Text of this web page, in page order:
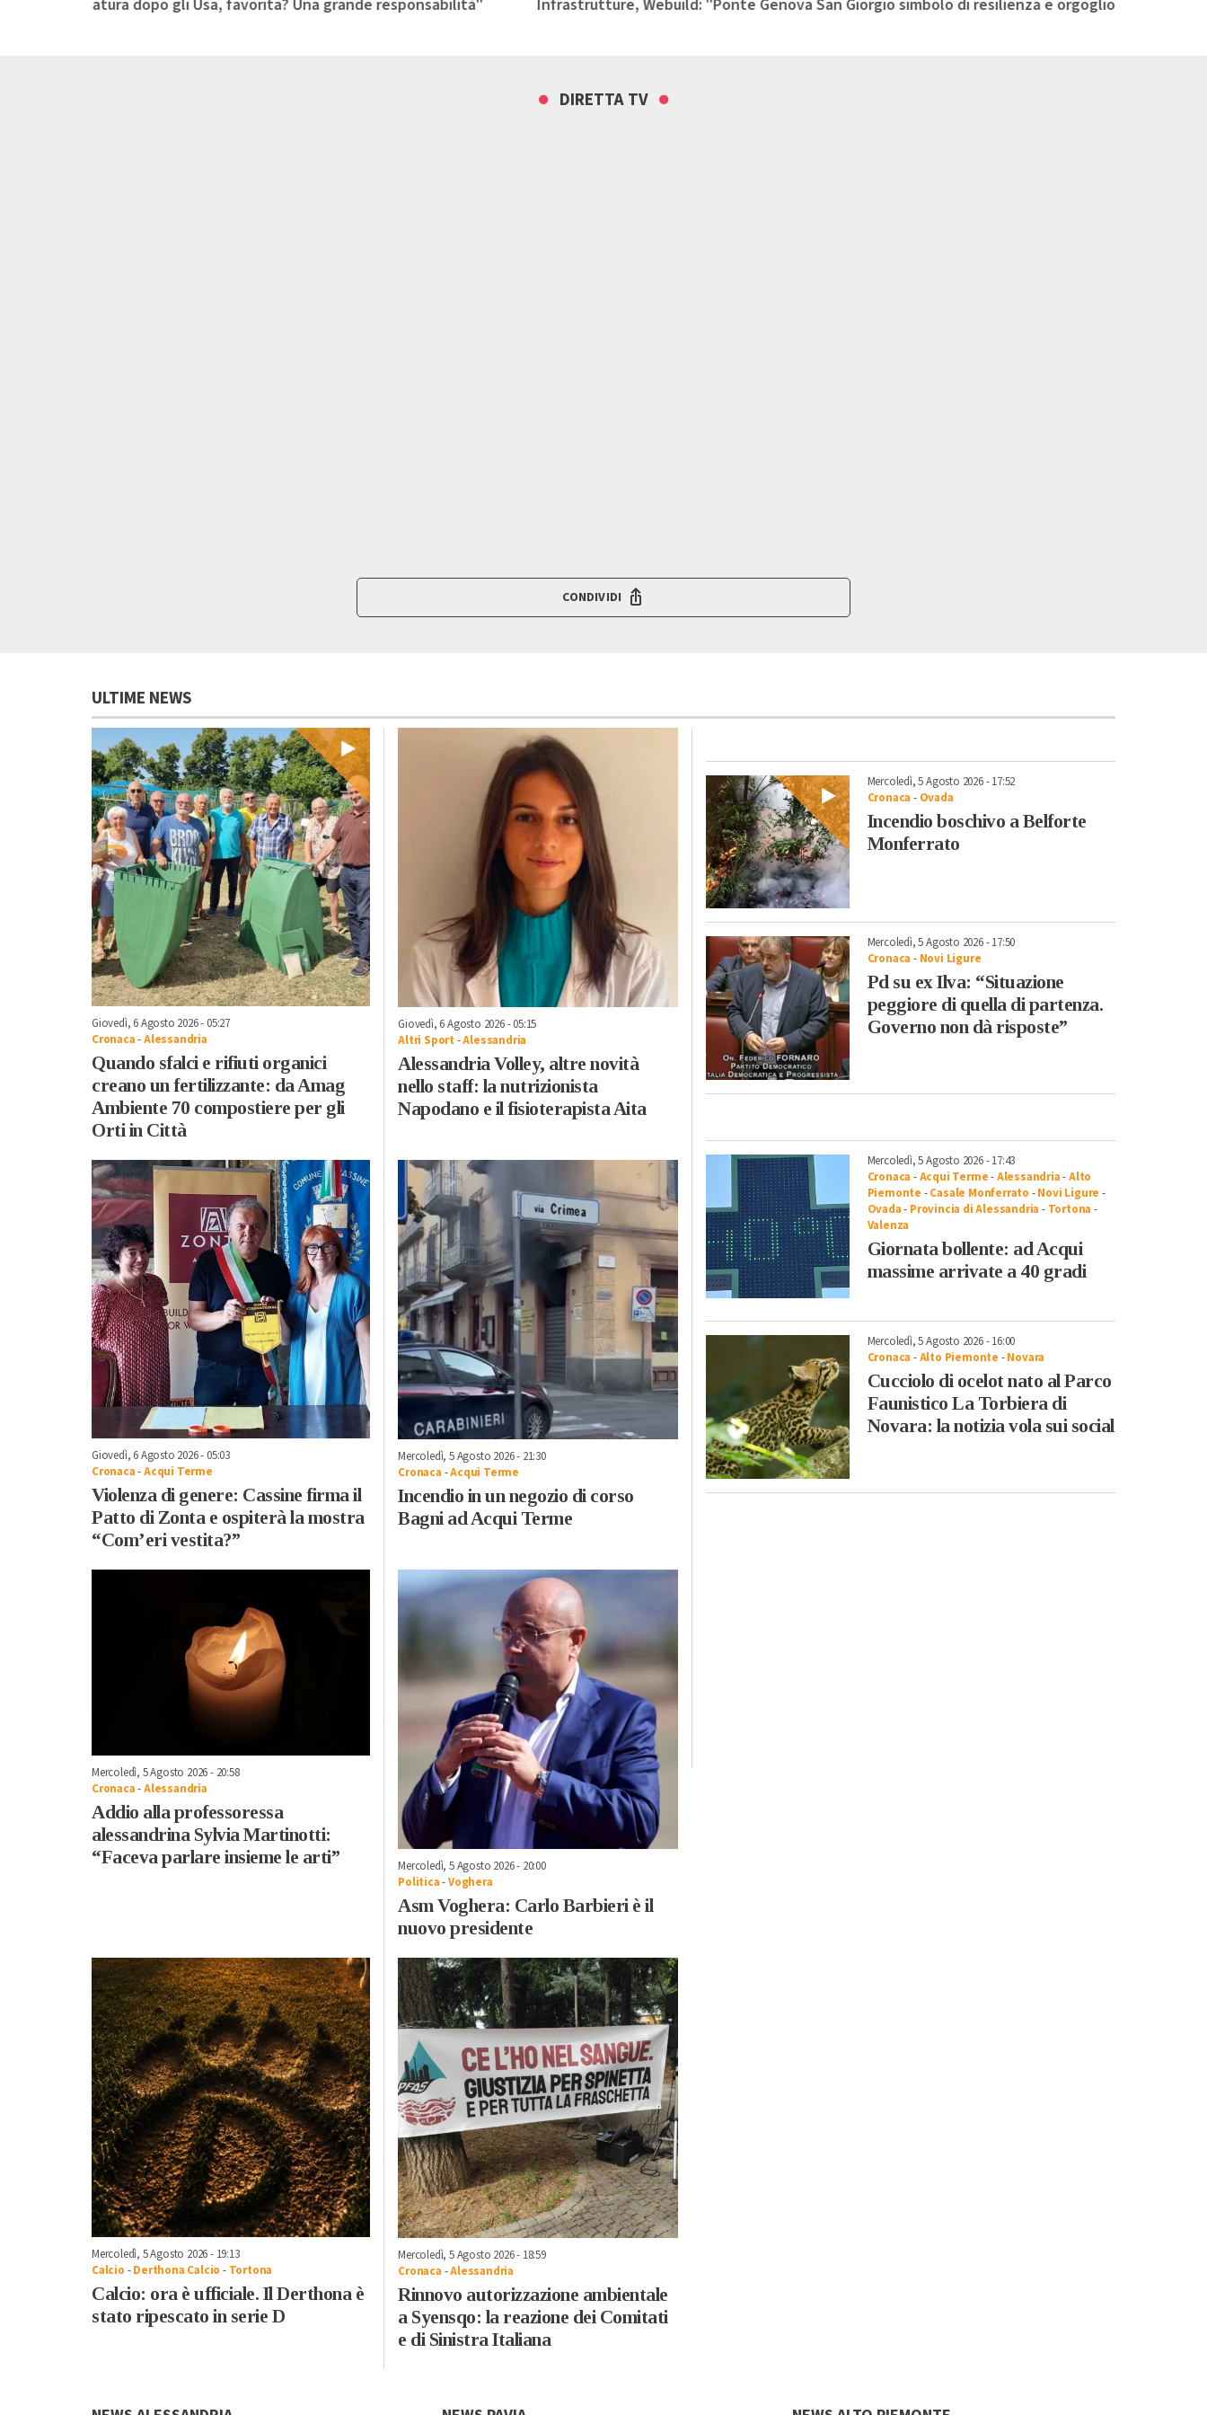
matura dopo gli Usa, favorita? Una grande responsabilità" Infrastrutture, Webuild: "Ponte Genova San Giorgio simbolo di resilienza e orgoglio italiano" - Video
DIRETTA TV
CONDIVIDI
ULTIME NEWS
Giovedì, 6 Agosto 2026 - 05:27
Cronaca-Alessandria
Quando sfalci e rifiuti organici
creano un fertilizzante: da Amag
Ambiente 70 compostiere per gli
Orti in Città
Giovedì, 6 Agosto 2026 - 05:15
Altri Sport -Alessandria
Alessandria Volley, altre novità
nello staff: la nutrizionista
Napodano e il fisioterapista Aita
Giovedì, 6 Agosto 2026 - 05:03
Cronaca-Acqui Terme
Violenza di genere: Cassine firma il
Patto di Zonta e ospiterà la mostra
“Com’eri vestita?”
Mercoledì, 5 Agosto 2026 - 21:30
Cronaca -Acqui Terme
Incendio in un negozio di corso
Bagni ad Acqui Terme
Mercoledì, 5 Agosto 2026 - 20:58
Cronaca-Alessandria
Addio alla professoressa
alessandrina Sylvia Martinotti:
“Faceva parlare insieme le arti”
Mercoledì, 5 Agosto 2026 - 20:00
Politica-Voghera
Asm Voghera: Carlo Barbieri è il
nuovo presidente
Mercoledì, 5 Agosto 2026 - 19:13
Calcio -Derthona Calcio - Tortona
Calcio: ora è ufficiale. Il Derthona è
stato ripescato in serie D
Mercoledì, 5 Agosto 2026 - 18:59
Cronaca -Alessandria
Rinnovo autorizzazione ambientale
a Syensqo: la reazione dei Comitati
e di Sinistra Italiana
Mercoledì, 5 Agosto 2026 - 17:52
Cronaca - Ovada
Incendio boschivo a Belforte
Monferrato
Mercoledì, 5 Agosto 2026 - 17:50
Cronaca - Novi Ligure
Pd su ex Ilva: “Situazione
peggiore di quella di partenza.
Governo non dà risposte”
Mercoledì, 5 Agosto 2026 - 17:43
Cronaca -Acqui Terme-Alessandria-Alto
Piemonte -Casale Monferrato -Novi Ligure -
Ovada- Provincia di Alessandria - Tortona -
Valenza
Giornata bollente: ad Acqui
massime arrivate a 40 gradi
Mercoledì, 5 Agosto 2026 - 16:00
Cronaca -Alto Piemonte -Novara
Cucciolo di ocelot nato al Parco
Faunistico La Torbiera di
Novara: la notizia vola sui social